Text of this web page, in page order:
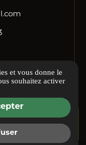
et vous donne le
souhaitez activer